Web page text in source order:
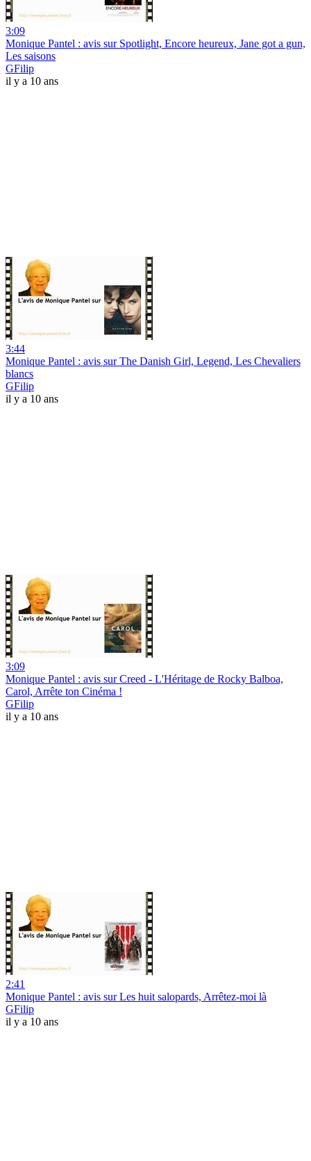
3:09
Monique Pantel : avis sur Spotlight, Encore heureux, Jane got a gun,
Les saisons
GFilip
il y a 10 ans
3:44
Monique Pantel : avis sur The Danish Girl, Legend, Les Chevaliers
blancs
GFilip
il y a 10 ans
3:09
Monique Pantel : avis sur Creed - L'Héritage de Rocky Balboa,
Carol, Arrête ton Cinéma !
GFilip
il y a 10 ans
2:41
Monique Pantel : avis sur Les huit salopards, Arrêtez-moi là
GFilip
il y a 10 ans